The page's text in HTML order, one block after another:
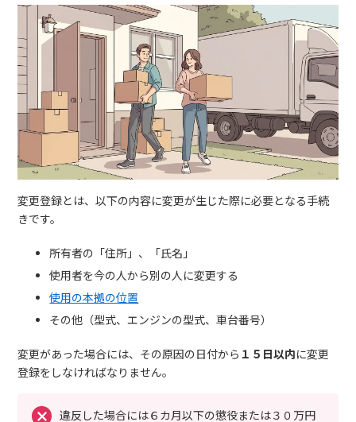
変更登録とは、以下の内容に変更が生じた際に必要となる手続
きです。
所有者の「住所」、「氏名」
使用者を今の人から別の人に変更する
使用の本拠の位置
その他（型式、エンジンの型式、車台番号）
変更があった場合には、その原因の日付から １５日以内に変更
登録をしなければなりません。
違反した場合には６カ月以下の懲役または３０万円